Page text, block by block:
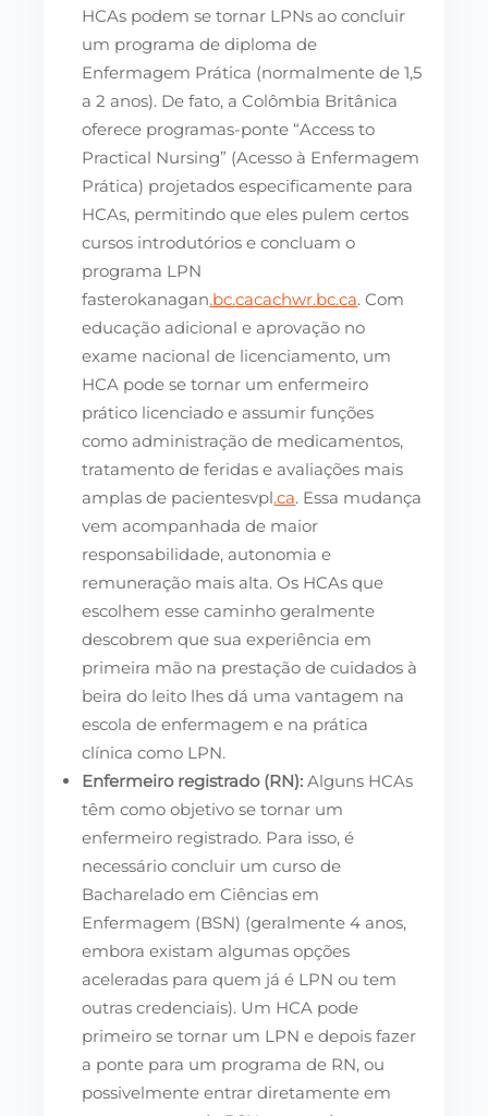
HCAs podem se tornar LPNs ao concluir
um programa de diploma de
Enfermagem Prática (normalmente de 1,5
a 2 anos). De fato, a Colômbia Britânica
oferece programas-ponte “Access to
Practical Nursing” (Acesso à Enfermagem
Prática) projetados especificamente para
HCAs, permitindo que eles pulem certos
cursos introdutórios e concluam o
programa LPN
fasterokanagan.bc.cacachwr.bc.ca. Com
educação adicional e aprovação no
exame nacional de licenciamento, um
HCA pode se tornar um enfermeiro
prático licenciado e assumir funções
como administração de medicamentos,
tratamento de feridas e avaliações mais
amplas de pacientesvpl.ca. Essa mudança
vem acompanhada de maior
responsabilidade, autonomia e
remuneração mais alta. Os HCAs que
escolhem esse caminho geralmente
descobrem que sua experiência em
primeira mão na prestação de cuidados à
beira do leito lhes dá uma vantagem na
escola de enfermagem e na prática
clínica como LPN.
Enfermeiro registrado (RN): Alguns HCAs
têm como objetivo se tornar um
enfermeiro registrado. Para isso, é
necessário concluir um curso de
Bacharelado em Ciências em
Enfermagem (BSN) (geralmente 4 anos,
embora existam algumas opções
aceleradas para quem já é LPN ou tem
outras credenciais). Um HCA pode
primeiro se tornar um LPN e depois fazer
a ponte para um programa de RN, ou
possivelmente entrar diretamente em